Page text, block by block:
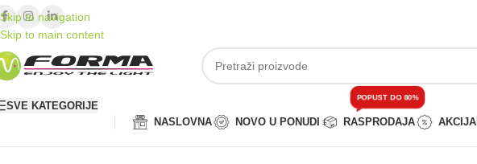
Skip to navigation
Skip to main content
SVE KATEGORIJE
NASLOVNA
NOVO U PONUDI RASPRODAJA
POPUST DO 80%
AKCIJA